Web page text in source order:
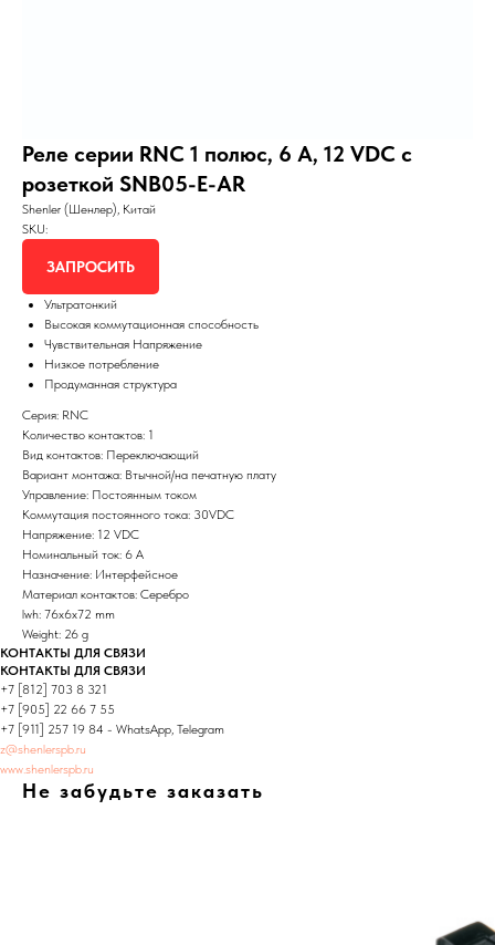
Реле серии RNC 1 полюс, 6 А, 12 VDC с
розеткой SNB05-E-AR
Shenler (Шенлер), Китай
SKU:
ЗАПРОСИТЬ
Ультратонкий
Высокая коммутационная способность
Чувствительная Напряжение
Низкое потребление
Продуманная структура
Серия: RNC
Количество контактов: 1
Вид контактов: Переключающий
Вариант монтажа: Втычной/на печатную плату
Управление: Постоянным током
Коммутация постоянного тока: 30VDC
Напряжение: 12 VDC
Номинальный ток: 6 А
Назначение: Интерфейсное
Материал контактов: Серебро
lwh: 76x6x72 mm
Weight: 26 g
КОНТАКТЫ ДЛЯ СВЯЗИ
КОНТАКТЫ ДЛЯ СВЯЗИ
+7 [812] 703 8 321
+7 [905] 22 66 7 55
+7 [911] 257 19 84 - WhatsApp, Telegram
z@shenlerspb.ru
www.shenlerspb.ru
Не забудьте заказать